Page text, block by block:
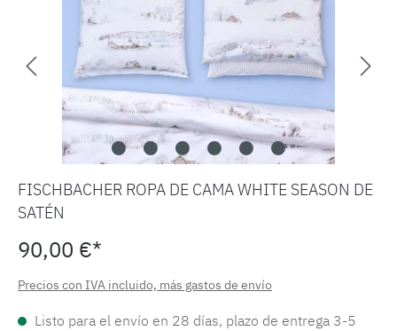
FISCHBACHER ROPA DE CAMA WHITE SEASON DE
SATÉN
90,00 €*
Precios con IVA incluido, más gastos de envío
Listo para el envío en 28 días, plazo de entrega 3-5